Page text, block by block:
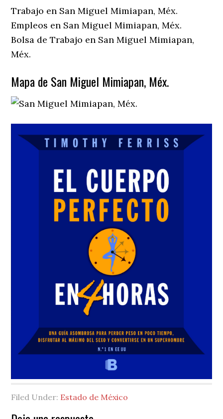
Trabajo en San Miguel Mimiapan, Méx.
Empleos en San Miguel Mimiapan, Méx.
Bolsa de Trabajo en San Miguel Mimiapan,
Méx.
Mapa de San Miguel Mimiapan, Méx.
Filed Under: Estado de México